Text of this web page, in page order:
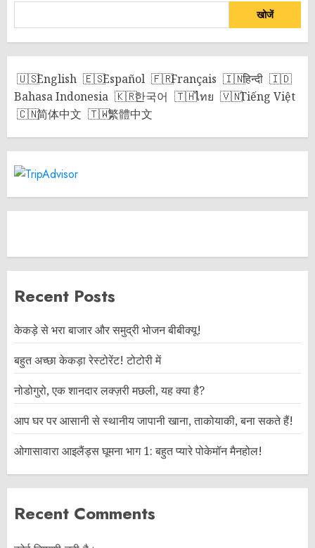
खोजें
English Español Français
हिन्दी
Bahasa Indonesia
한국어 ไทย
Tiếng Việt
简体中文
繁體中文
Recent Posts
केकड़े से भरा बाजार और समुद्री भोजन बीबीक्यू!
बहुत अच्छा केकड़ा रेस्टोरेंट! टोटोरी में
नोडोगुरो, एक शानदार लक्ज़री मछली, यह क्या है?
आप घर पर आसानी से स्थानीय जापानी खाना, ताकोयाकी, बना सकते हैं!
ओगासावारा आइलैंड्स घूमना भाग 1: बहुत प्यारे पोकेमॉन मैनहोल!
Recent Comments